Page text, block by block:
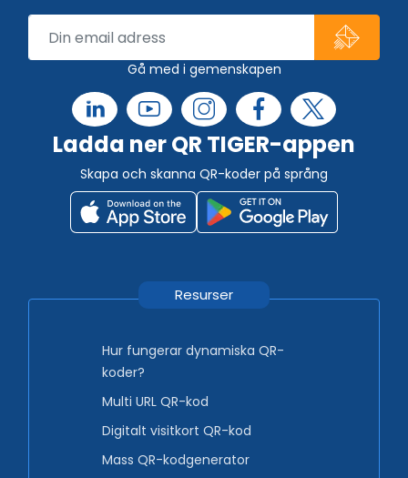
Gå med i gemenskapen
Ladda ner QR TIGER-appen
Skapa och skanna QR-koder på språng
Resurser
Hur fungerar dynamiska QR-
koder?
Multi URL QR-kod
Digitalt visitkort QR-kod
Mass QR-kodgenerator